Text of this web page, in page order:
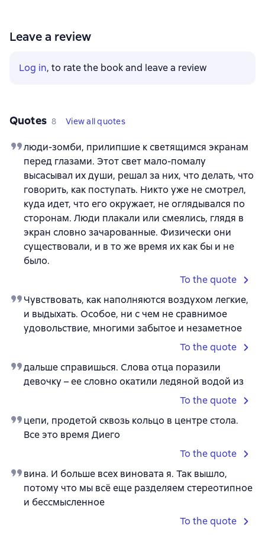
Leave a review
Log in, to rate the book and leave a review
Quotes 8 View all quotes
люди-зомби, прилипшие к светящимся экранам
перед глазами. Этот свет мало-помалу
высасывал их души, решал за них, что делать, что
говорить, как поступать. Никто уже не смотрел,
куда идет, что его окружает, не оглядывался по
сторонам. Люди плакали или смеялись, глядя в
экран словно зачарованные. Физически они
существовали, и в то же время их как бы и не
было.
To the quote
Чувствовать, как наполняются воздухом легкие,
и выдыхать. Особое, ни с чем не сравнимое
удовольствие, многими забытое и незаметное
To the quote
дальше справишься. Слова отца поразили
девочку – ее словно окатили ледяной водой из
To the quote
цепи, продетой сквозь кольцо в центре стола.
Все это время Диего
To the quote
вина. И больше всех виновата я. Так вышло,
потому что мы всё еще разделяем стереотипное
и бессмысленное
To the quote